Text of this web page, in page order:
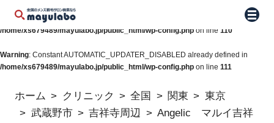
Warning: Constant WP_AUTO_UPDATE_CORE already defined in
/home/xs679489/mayulabo.jp/public_html/wp-config.php on line 110
Warning: Constant AUTOMATIC_UPDATER_DISABLED already defined in
/home/xs679489/mayulabo.jp/public_html/wp-config.php on line 111
メニ
ホーム クリニック 全国 関東
東京
武蔵野市
吉祥寺周辺
Angelic マルイ吉祥